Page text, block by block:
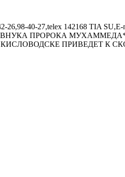
40-27,telex 142168 TIA SU,E-
ВHУКА ПРОРОКА
ПРИВЕДЕТ К